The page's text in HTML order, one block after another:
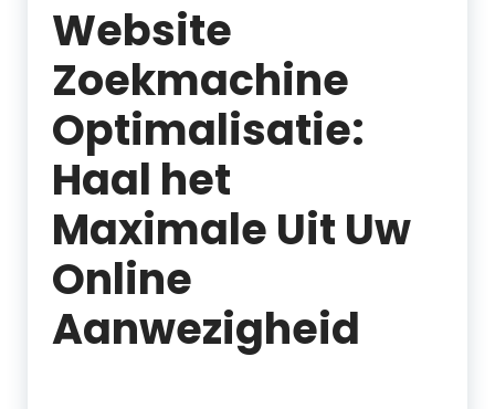
Website
Zoekmachine
Optimalisatie:
Haal het
Maximale Uit Uw
Online
Aanwezigheid